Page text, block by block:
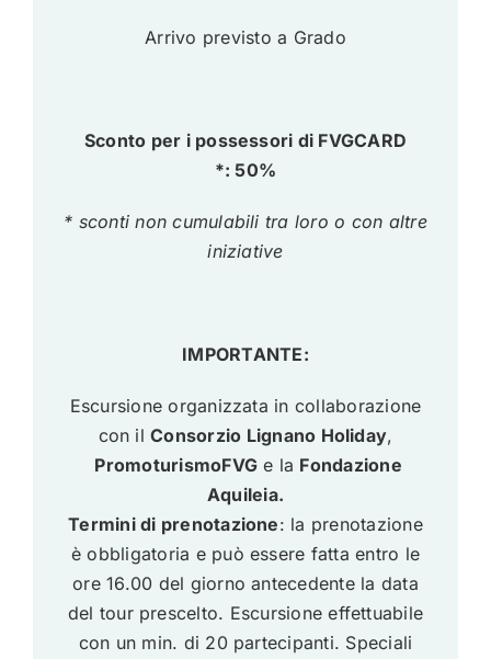
Arrivo previsto a Grado
Sconto per i possessori di FVGCARD
*: 50%
* sconti non cumulabili tra loro o con altre
iniziative
IMPORTANTE:
Escursione organizzata in collaborazione
con ilConsorzio Lignano Holiday,
PromoturismoFVG e la Fondazione
Aquileia.
Termini di prenotazione: la prenotazione
è obbligatoria e può essere fatta entro le
ore 16.00 del giorno antecedente la data
del tour prescelto. Escursione effettuabile
con un min. di 20 partecipanti. Speciali